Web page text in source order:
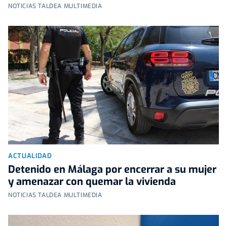
NOTICIAS TALDEA MULTIMEDIA
ACTUALIDAD
Detenido en Málaga por encerrar a su mujer
y amenazar con quemar la vivienda
NOTICIAS TALDEA MULTIMEDIA